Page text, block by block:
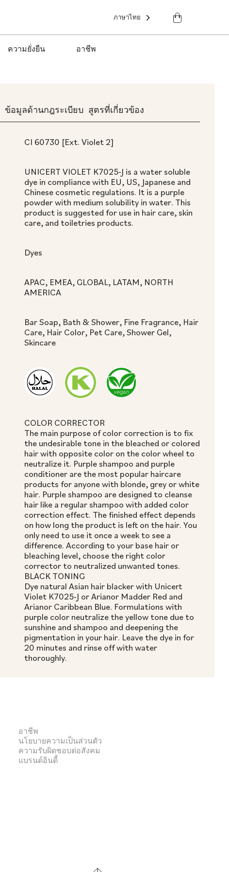
ภาษาไทย
ความยั่งยืน อาชีพ
ข้อมูลด้านกฎระเบียบ สูตรที่เกี่ยวข้อง
CI 60730 [Ext. Violet 2]
UNICERT VIOLET K7025-J is a water soluble
dye in compliance with EU, US, Japanese and
Chinese cosmetic regulations. It is a purple
powder with medium solubility in water. This
product is suggested for use in hair care, skin
care, and toiletries products.
Dyes
APAC, EMEA, GLOBAL, LATAM, NORTH
AMERICA
Bar Soap, Bath & Shower, Fine Fragrance, Hair
Care, Hair Color, Pet Care, Shower Gel,
Skincare
COLOR CORRECTOR
The main purpose of color correction is to fix
the undesirable tone in the bleached or colored
hair with opposite color on the color wheel to
neutralize it. Purple shampoo and purple
conditioner are the most popular haircare
products for anyone with blonde, grey or white
hair. Purple shampoo are designed to cleanse
hair like a regular shampoo with added color
correction effect. The finished effect depends
on how long the product is left on the hair. You
only need to use it once a week to see a
difference. According to your base hair or
bleaching level, choose the right color
corrector to neutralized unwanted tones.
BLACK TONING
Dye natural Asian hair blacker with Unicert
Violet K7025-J or Arianor Madder Red and
Arianor Caribbean Blue. Formulations with
purple color neutralize the yellow tone due to
sunshine and shampoo and deepening the
pigmentation in your hair. Leave the dye in for
20 minutes and rinse off with water
thoroughly.
อาชีพ
นโยบายความเป็นส่วนตัว
ความรับผิดชอบต่อสังคม
แบรนด์อินดี้